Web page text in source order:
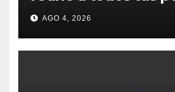
favoritos en un solo
están disponibles las
preventas digitales
AGO 4, 2026